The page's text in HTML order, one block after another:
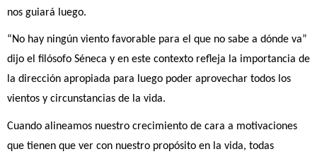
nos guiará luego.
“No hay ningún viento favorable para el que no sabe a dónde va”
dijo el filósofo Séneca y en este contexto refleja la importancia de
la dirección apropiada para luego poder aprovechar todos los
vientos y circunstancias de la vida.
Cuando alineamos nuestro crecimiento de cara a motivaciones
que tienen que ver con nuestro propósito en la vida, todas